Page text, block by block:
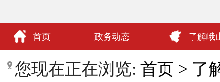
首页 政务动态 了解峨
政民互动
您现在正在浏览: 首页 > 了